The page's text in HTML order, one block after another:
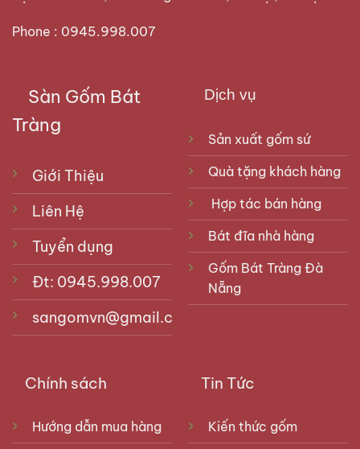
Phone : 0945.998.007
Sàn Gốm Bát
Tràng
Giới Thiệu
Liên Hệ
Tuyển dụng
Đt: 0945.998.007
sangomvn@gmail.com
Dịch vụ
Sản xuất gốm sứ
Quà tặng khách hàng
Hợp tác bán hàng
Bát đĩa nhà hàng
Gốm Bát Tràng Đà
Nẵng
Chính sách
Hướng dẫn mua hàng
Tin Tức
Kiến thức gốm